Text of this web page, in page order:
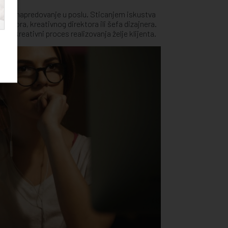
za napredovanje u poslu. Sticanjem iskustva
kreativnog direktora ili šefa dizajnera.
kreativni proces realizovanja želje klijenta.